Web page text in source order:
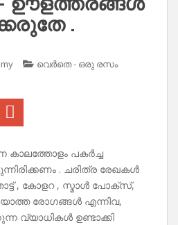
.
വെർതെ - ഒരു രസം
കാലത്തോളം പകർച്ച
. ചരിത്ര രേഖകൾ
, കോളറ , സ്മാൾ പോക്സ്,
രോഗങ്ങൾ എന്നിവ,
വ്യാധികൾ ഉണ്ടാക്കി